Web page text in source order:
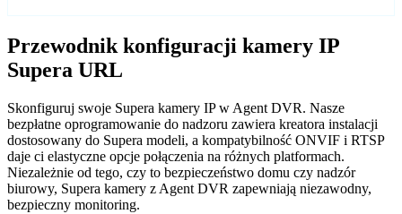
Przewodnik konfiguracji kamery IP
Supera URL
Skonfiguruj swoje Supera kamery IP w Agent DVR. Nasze
bezpłatne oprogramowanie do nadzoru zawiera kreatora instalacji
dostosowany do Supera modeli, a kompatybilność ONVIF i RTSP
daje ci elastyczne opcje połączenia na różnych platformach.
Niezależnie od tego, czy to bezpieczeństwo domu czy nadzór
biurowy, Supera kamery z Agent DVR zapewniają niezawodny,
bezpieczny monitoring.